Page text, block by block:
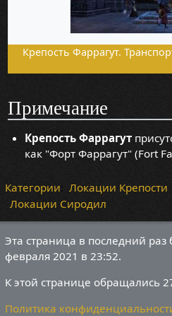
Крепость Фаррагут.
Примечание
Крепость Фаррагут
как "Форт Фаррагут" (Fort
Категории: Локации Крепости
Локации Сиродил
Эта страница в последний
февраля 2021 в 23:52.
К этой странице обращались
Политика